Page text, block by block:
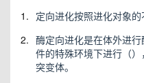
1. 定向进化按照进化对象的
2. 酶定向进化是在体外进
件的特殊环境下进行（
突变体。